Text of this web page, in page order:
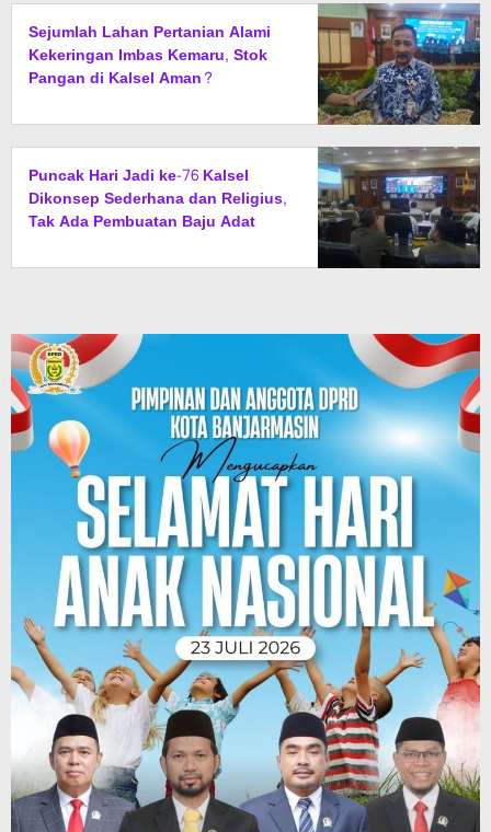
Sejumlah Lahan Pertanian Alami
Kekeringan Imbas Kemaru, Stok
Pangan di Kalsel Aman?
Puncak Hari Jadi ke-76 Kalsel
Dikonsep Sederhana dan Religius,
Tak Ada Pembuatan Baju Adat